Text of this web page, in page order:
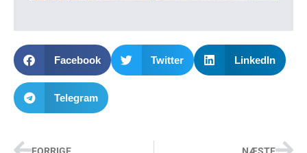
Facebook Twitter LinkedIn
Telegram
FORRIGE NÆSTE